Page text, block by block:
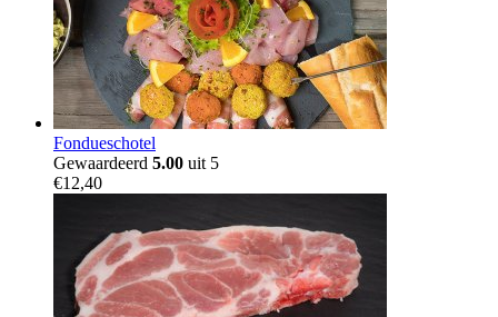
Fondueschotel
Gewaardeerd 5.00 uit 5
€12,40